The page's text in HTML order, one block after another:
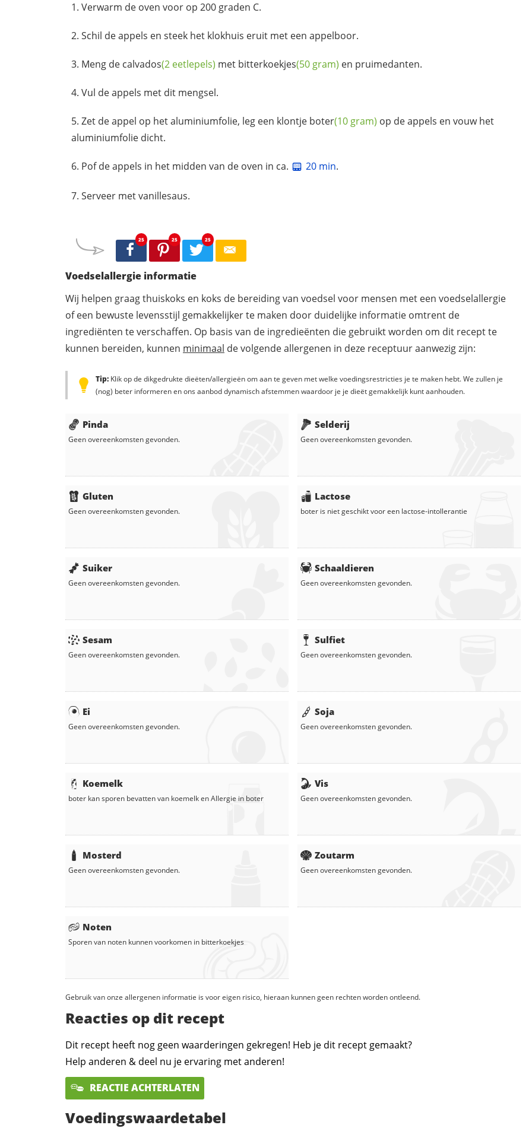
Verwarm de oven voor op 200 graden C.
Schil de appels en steek het klokhuis eruit met een appelboor.
Meng de calvados(2 eetlepels) met bitterkoekjes(50 gram) en pruimedanten.
Vul de appels met dit mengsel.
Zet de appel op het aluminiumfolie, leg een klontje boter(10 gram) op de appels en vouw het
aluminiumfolie dicht.
Pof de appels in het midden van de oven in ca. 20 min.
Serveer met vanillesaus.
25 25 25
Voedselallergie informatie
Wij helpen graag thuiskoks en koks de bereiding van voedsel voor mensen met een voedselallergie
of een bewuste levensstijl gemakkelijker te maken door duidelijke informatie omtrent de
ingrediënten te verschaffen. Op basis van de ingredieënten die gebruikt worden om dit recept te
kunnen bereiden, kunnen minimaal de volgende allergenen in deze receptuur aanwezig zijn:
Tip: Klik op de dikgedrukte dieëten/allergieën om aan te geven met welke voedingsrestricties je te maken hebt. We zullen je
(nog) beter informeren en ons aanbod dynamisch afstemmen waardoor je je dieët gemakkelijk kunt aanhouden.
Pinda
Geen overeenkomsten gevonden.
Gluten
Geen overeenkomsten gevonden.
Suiker
Geen overeenkomsten gevonden.
Sesam
Geen overeenkomsten gevonden.
Ei
Geen overeenkomsten gevonden.
Koemelk
boter kan sporen bevatten van koemelk enAllergie in boter
Mosterd
Geen overeenkomsten gevonden.
Noten
Sporen van noten kunnen voorkomen in bitterkoekjes
Selderij
Geen overeenkomsten gevonden.
Lactose
boter is niet geschikt voor een lactose-intollerantie
Schaaldieren
Geen overeenkomsten gevonden.
Sulfiet
Geen overeenkomsten gevonden.
Soja
Geen overeenkomsten gevonden.
Vis
Geen overeenkomsten gevonden.
Zoutarm
Geen overeenkomsten gevonden.
Gebruik van onze allergenen informatie is voor eigen risico, hieraan kunnen geen rechten worden ontleend.
Reacties op dit recept
Dit recept heeft nog geen waarderingen gekregen! Heb je dit recept gemaakt?
Help anderen & deel nu je ervaring met anderen!
REACTIE ACHTERLATEN
Voedingswaardetabel